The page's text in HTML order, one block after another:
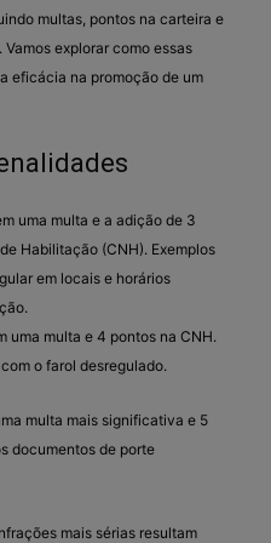
multas, pontos na carteira e
explorar como essas
eficácia na promoção de um
uma multa e a adição de 3
Habilitação (CNH). Exemplos
em locais e horários
uma multa e 4 pontos na CNH.
o farol desregulado.
multa mais significativa e 5
documentos de porte
mais sérias resultam